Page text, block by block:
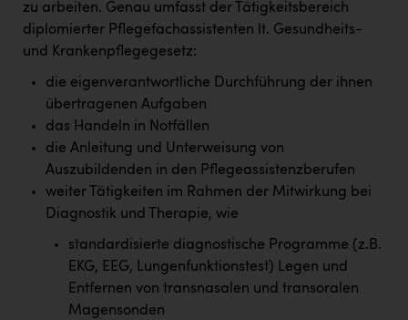
zu arbeiten. Genau umfasst der Tätigkeitsbereich
diplomierter Pflegefachassistenten lt. Gesundheits-
und Krankenpflegegesetz:
die eigenverantwortliche Durchführung der ihnen
übertragenen Aufgaben
das Handeln in Notfällen
die Anleitung und Unterweisung von
Auszubildenden in den Pflegeassistenzberufen
weiter Tätigkeiten im Rahmen der Mitwirkung bei
Diagnostik und Therapie, wie
standardisierte diagnostische Programme (z.B.
EKG, EEG, Lungenfunktionstest) Legen und
Entfernen von transnasalen und transoralen
Magensonden